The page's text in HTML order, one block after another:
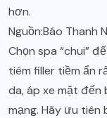
hơn.
Nguồn:Báo Thanh
Chọn spa “chui”
tiêm filler tiềm ẩn
da, áp xe mặt đến
mạng. Hãy ưu tiên